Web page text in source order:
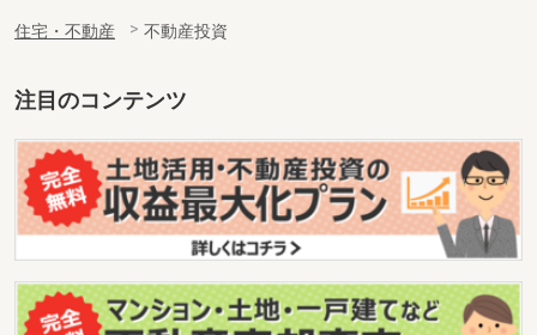
住宅・不動産 不動産投資
注目のコンテンツ